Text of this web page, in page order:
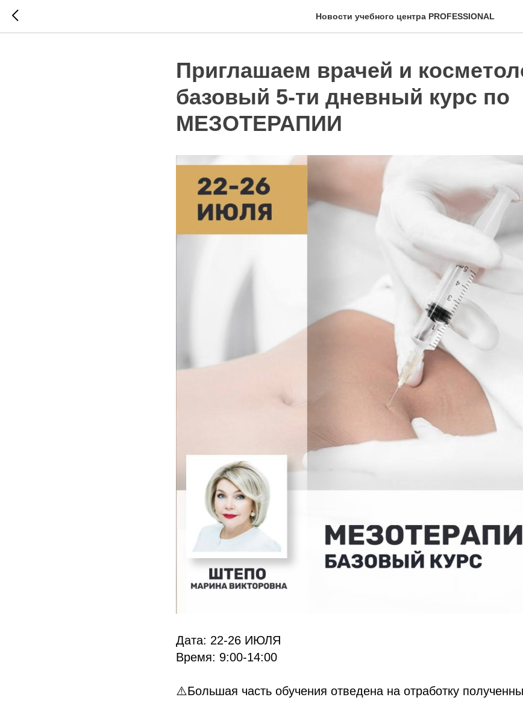
Новости учебного центра PROFESSIONAL
Приглашаем врачей и
базовый 5-ти дневный курс по
МЕЗОТЕРАПИИ
Дата: 22-26 ИЮЛЯ
Время: 9:00-14:00
⚠️Большая часть обучения отведена на отработку